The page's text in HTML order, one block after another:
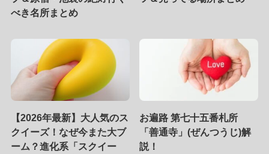
べき名所まとめ
【2026年最新】大人気のス
クイーズ！なぜ今また大ブ
ーム？進化系「スクイー
お遍路 第七十五番札所
「善通寺」(ぜんつうじ)解
説！